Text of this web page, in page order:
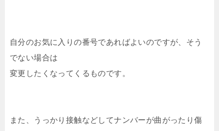
自分のお気に入りの番号であればよいのですが、そう
でない場合は
変更したくなってくるものです。
また、うっかり接触などしてナンバーが曲がったり傷